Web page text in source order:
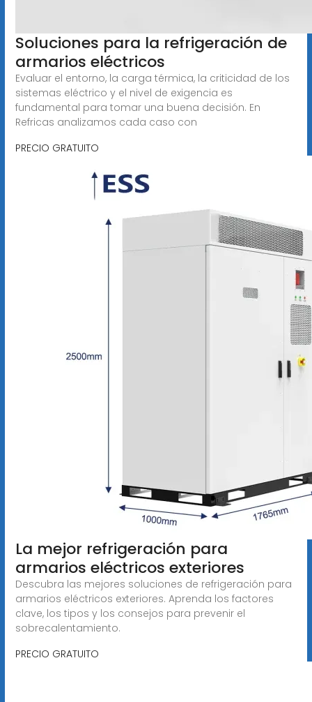
Soluciones para la refrigeración de
armarios eléctricos
Evaluar el entorno, la carga térmica, la criticidad de los
sistemas eléctrico y el nivel de exigencia es
fundamental para tomar una buena decisión. En
Refricas analizamos cada caso con
PRECIO GRATUITO
La mejor refrigeración para
armarios eléctricos exteriores
Descubra las mejores soluciones de refrigeración para
armarios eléctricos exteriores. Aprenda los factores
clave, los tipos y los consejos para prevenir el
sobrecalentamiento.
PRECIO GRATUITO